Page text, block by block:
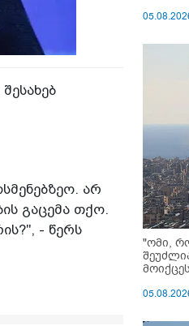
არ
გაცემა თქო.
- წერს
"ომი,